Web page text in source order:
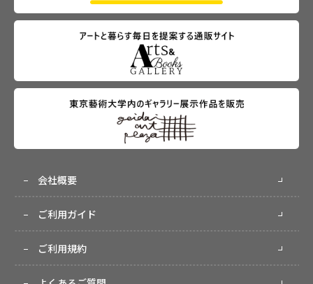
会社概要
ご利用ガイド
ご利用規約